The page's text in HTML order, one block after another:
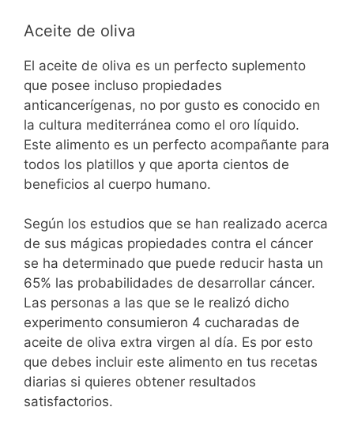
Aceite de oliva
El aceite de oliva es un perfecto suplemento
que posee incluso propiedades
anticancerígenas, no por gusto es conocido en
la cultura mediterránea como el oro líquido.
Este alimento es un perfecto acompañante para
todos los platillos y que aporta cientos de
beneficios al cuerpo humano.
Según los estudios que se han realizado acerca
de sus mágicas propiedades contra el cáncer
se ha determinado que puede reducir hasta un
65% las probabilidades de desarrollar cáncer.
Las personas a las que se le realizó dicho
experimento consumieron 4 cucharadas de
aceite de oliva extra virgen al día. Es por esto
que debes incluir este alimento en tus recetas
diarias si quieres obtener resultados
satisfactorios.